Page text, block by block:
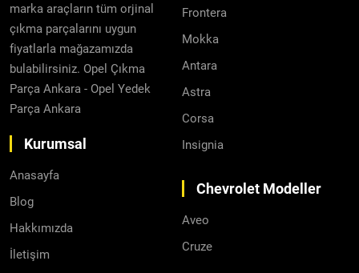
marka araçların tüm orjinal
çıkma parçalarını uygun
fiyatlarla mağazamızda
bulabilirsiniz. Opel Çıkma
Parça Ankara - Opel Yedek
Parça Ankara
Kurumsal
Anasayfa
Blog
Hakkımızda
İletişim
Frontera
Mokka
Antara
Astra
Corsa
Insignia
Chevrolet Modeller
Aveo
Cruze